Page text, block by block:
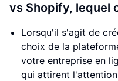
vs Shopify, lequel
Lorsqu'il s'agit de
choix de la
votre entreprise en
qui attirent